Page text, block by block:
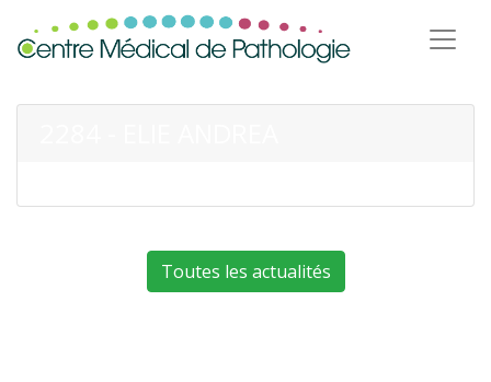
Toutes les actualités